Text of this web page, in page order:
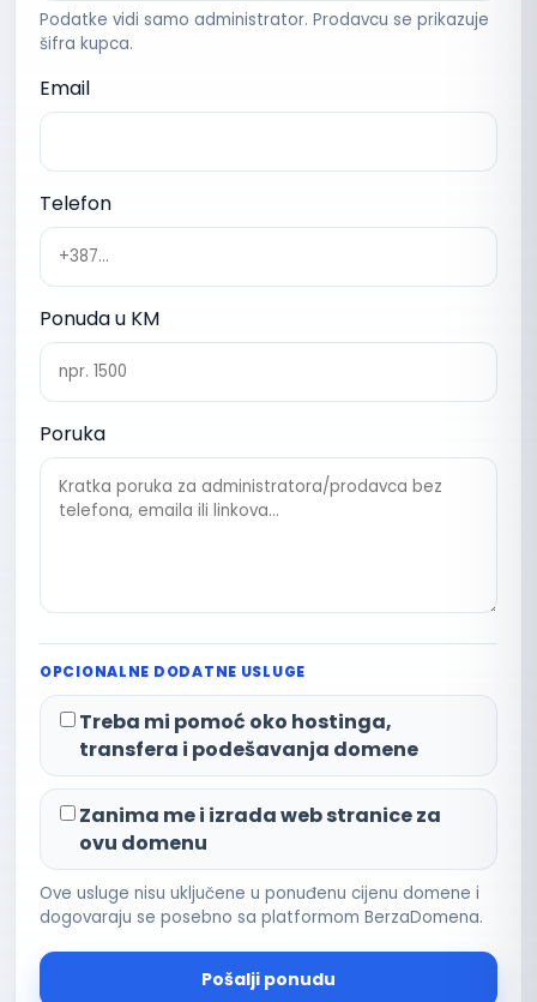
Podatke vidi samo administrator. Prodavcu se prikazuje
šifra kupca.
Email
Telefon
Ponuda u KM
Poruka
OPCIONALNE DODATNE USLUGE
Treba mi pomoć oko hostinga,
transfera i podešavanja domene
Zanima me i izrada web stranice za
ovu domenu
Ove usluge nisu uključene u ponuđenu cijenu domene i
dogovaraju se posebno sa platformom BerzaDomena.
Pošalji ponudu